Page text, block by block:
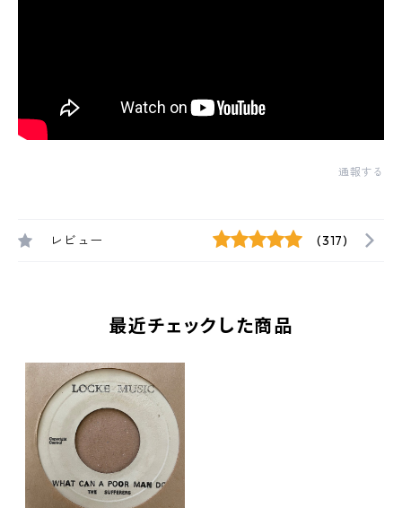
通報する
レビュー (317)
最近チェックした商品